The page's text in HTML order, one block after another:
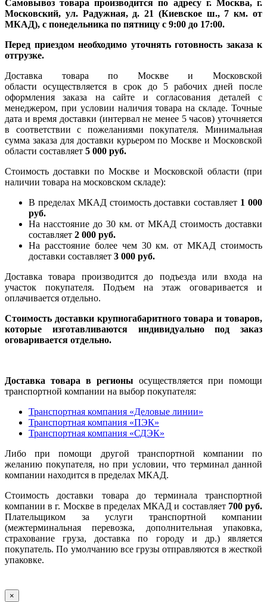
Самовывоз товара производится по адресу г. Москва, г.
Московский, ул. Радужная, д. 21 (Киевское ш., 7 км. от
МКАД), с понедельника по пятницу с 9:00 до 17:00.
Перед приездом необходимо уточнять готовность заказа к
отгрузке.
Доставка товара по Москве и Московской
области осуществляется в срок до 5 рабочих дней после
оформления заказа на сайте и согласования деталей с
менеджером, при условии наличия товара на складе. Точные
дата и время доставки (интервал не менее 5 часов) уточняется
в соответствии с пожеланиями покупателя. Минимальная
сумма заказа для доставки курьером по Москве и Московской
области составляет 5 000 руб.
Стоимость доставки по Москве и Московской области (при
наличии товара на московском складе):
В пределах МКАД стоимость доставки составляет 1 000
руб.
На насcтояние до 30 км. от МКАД стоимость доставки
составляет 2 000 руб.
На расстояние более чем 30 км. от МКАД стоимость
доставки составляет 3 000 руб.
Доставка товара производится до подъезда или входа на
участок покупателя. Подъем на этаж оговаривается и
оплачивается отдельно.
Стоимость доставки крупногабаритного товара и товаров,
которые изготавливаются индивидуально под заказ
оговаривается отдельно.
Доставка товара в регионы осуществляется при помощи
транспортной компании на выбор покупателя:
Транспортная компания «Деловые линии»
Транспортная компания «ПЭК»
Транспортная компания «СДЭК»
Либо при помощи другой транспортной компании по
желанию покупателя, но при условии, что терминал данной
компании находится в пределах МКАД.
Стоимость доставки товара до терминала транспортной
компании в г. Москве в пределах МКАД и составляет 700 руб.
Плательщиком за услуги транспортной компании
(межтерминальная перевозка, дополнительная упаковка,
страхование груза, доставка по городу и др.) является
покупатель. По умолчанию все грузы отправляются в жесткой
упаковке.
×